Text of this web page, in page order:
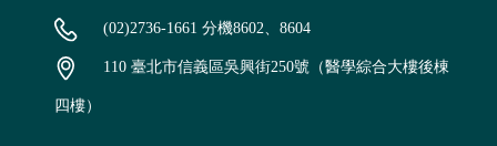
(02)2736-1661 分機8602、8604
110 臺北市信義區吳興街250號（醫學綜合大樓後棟
四樓）